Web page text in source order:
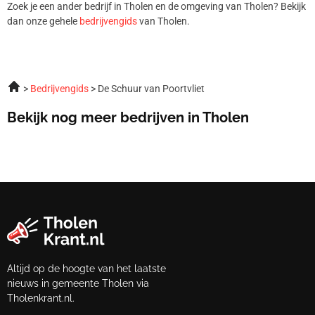
Zoek je een ander bedrijf in Tholen en de omgeving van Tholen? Bekijk
dan onze gehele bedrijvengidsvan Tholen.
Bedrijvengids De Schuur van Poortvliet
Bekijk nog meer bedrijven in Tholen
Altijd op de hoogte van het laatste
nieuws in gemeente Tholen via
Tholenkrant.nl.